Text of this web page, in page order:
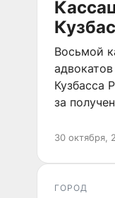
Восьмой
Кузбасса
за
30 октября,
ГОРОД